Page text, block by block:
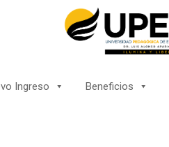
Ingreso Beneficios